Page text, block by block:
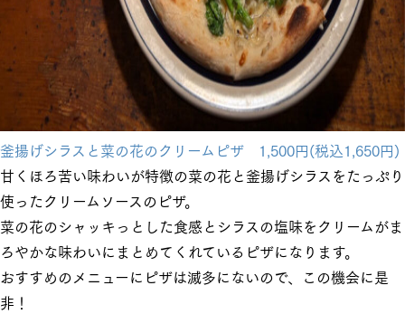
釜揚げシラスと菜の花のクリームピザ 1,500円(税込1,650円)
甘くほろ苦い味わいが特徴の菜の花と釜揚げシラスをたっぷり
使ったクリームソースのピザ。
菜の花のシャッキっとした食感とシラスの塩味をクリームがま
ろやかな味わいにまとめてくれているピザになります。
おすすめのメニューにピザは滅多にないので、この機会に是
非！